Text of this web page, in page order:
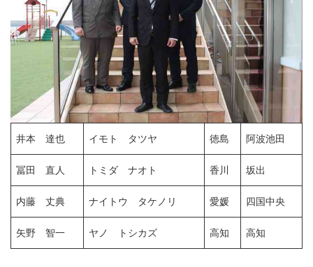
井本 達也 イモト タツヤ 徳島 阿波池田
冨田 直人 トミダ ナオト 香川 坂出
内藤 丈典 ナイトウ タケノリ 愛媛 四国中央
矢野 智一 ヤノ トシカズ 高知 高知